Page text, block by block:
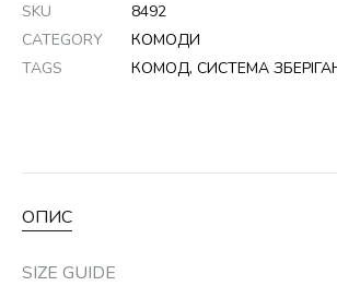
SKU
8492
CATEGORY
КОМОДИ
TAGS
КОМОД, СИСТЕМА
ОПИС
SIZE GUIDE